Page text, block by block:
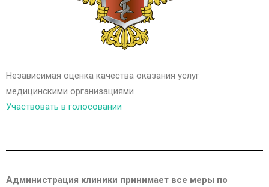
Независимая оценка качества оказания услуг
медицинскими организациями
Участвовать в голосовании
Администрация клиники принимает все меры по